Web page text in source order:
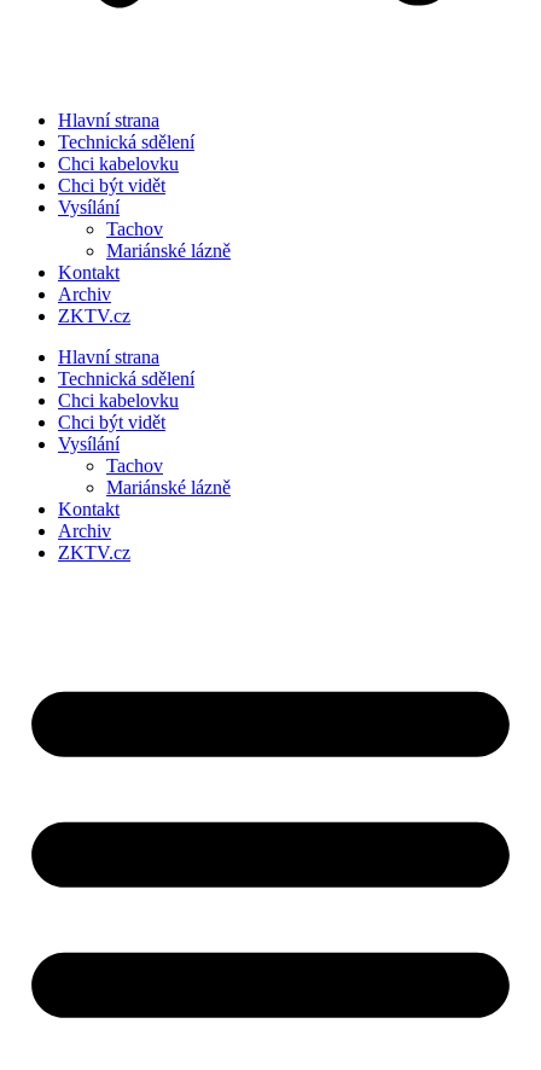
Hlavní strana
Technická sdělení
Chci kabelovku
Chci být vidět
Vysílání
Tachov
Mariánské lázně
Kontakt
Archiv
ZKTV.cz
Hlavní strana
Technická sdělení
Chci kabelovku
Chci být vidět
Vysílání
Tachov
Mariánské lázně
Kontakt
Archiv
ZKTV.cz